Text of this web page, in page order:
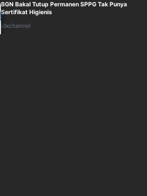
BGN Bakal Tutup Permanen SPPG Tak Punya
Sertifikat Higienis
idxchannel